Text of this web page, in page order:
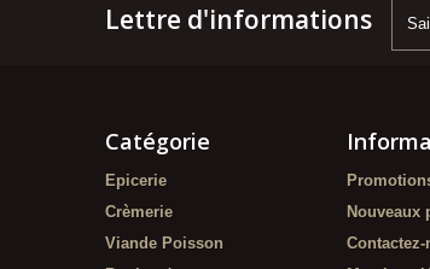
Lettre d'informations
Catégorie
Epicerie
Crèmerie
Viande Poisson
Nouveaux